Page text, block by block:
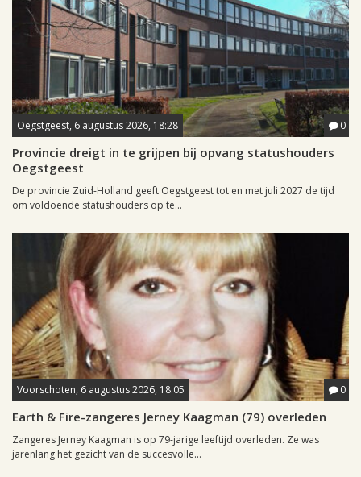
Oegstgeest, 6 augustus 2026, 18:28 0
Provincie dreigt in te grijpen bij opvang statushouders
Oegstgeest
De provincie Zuid-Holland geeft Oegstgeest tot en met juli 2027 de tijd
om voldoende statushouders op te...
Voorschoten, 6 augustus 2026, 18:05 0
Earth & Fire-zangeres Jerney Kaagman (79) overleden
Zangeres Jerney Kaagman is op 79-jarige leeftijd overleden. Ze was
jarenlang het gezicht van de succesvolle...